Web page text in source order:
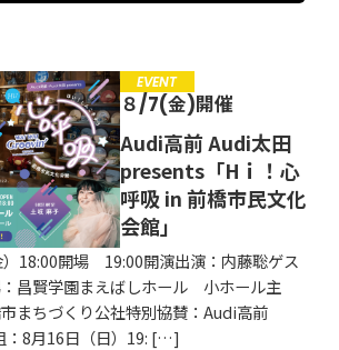
募集中
EVENT
CAMPAIGN
お知らせ
EVENT
８/7(金)開催
Audi高前 Audi太田
presents「Hｉ！心
呼吸 in 前橋市民文化
会館」
）18:00開場 19:00開演出演：内藤聡ゲス
：昌賢学園まえばしホール 小ホール主
まちづくり公社特別協賛：Audi高前
：8月16日（日）19: […]